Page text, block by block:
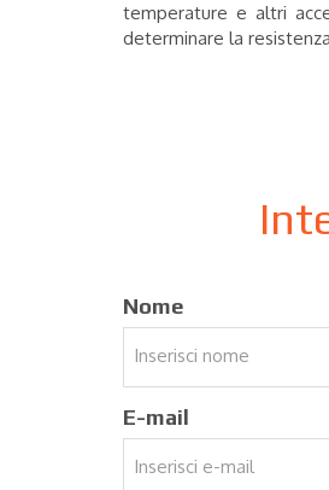
temperature e altri
determinare la
Nome
E-mail